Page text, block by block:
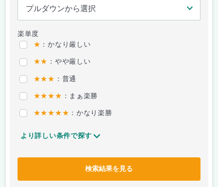
楽単度
★ ：かなり厳しい
★★ ：やや厳しい
★★★ ：普通
★★★★ ：まぁ楽勝
★★★★★ ：かなり楽勝
より詳しい条件で探す
検索結果を見る